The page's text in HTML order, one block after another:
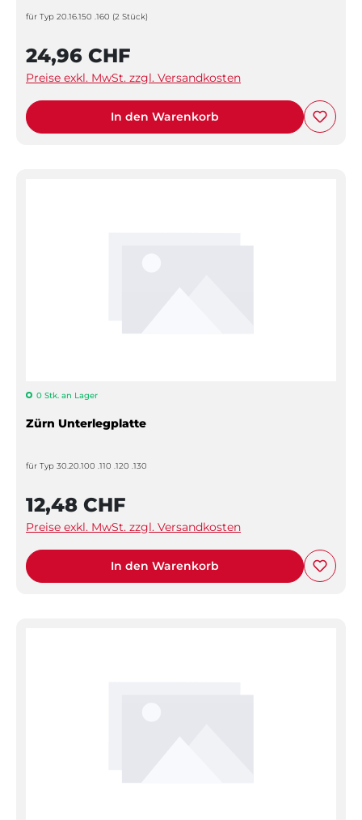
für Typ 20.16.150 .160 (2 Stück)
24,96 CHF
Preise exkl. MwSt. zzgl. Versandkosten
In den Warenkorb
0 Stk. an Lager
Zürn Unterlegplatte
für Typ 30.20.100 .110 .120 .130
12,48 CHF
Preise exkl. MwSt. zzgl. Versandkosten
In den Warenkorb